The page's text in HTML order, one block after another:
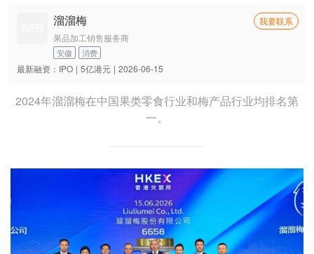
溜溜梅
我要联系
果品加工销售服务商
安徽 消费
最新融资： IPO | 5亿港元 | 2026-06-15
2024年溜溜梅在中国果类零食行业和梅产品行业均排名第
一。